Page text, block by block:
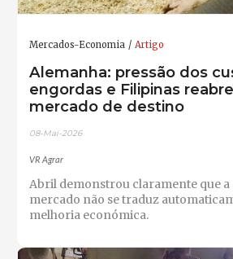
Mercados-Economia Artigo
Alemanha: pressão dos
engordas e Filipinas
mercado de destino
08-Mai-2026
VR Agrar
Abril demonstrou claramente que a
mercado não se traduz
melhoria económica.